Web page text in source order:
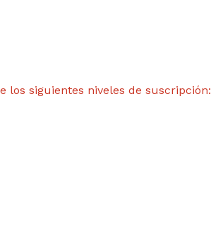
los siguientes niveles de suscripción: